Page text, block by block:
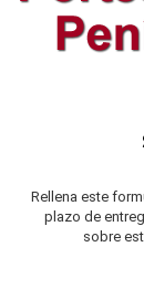
Rellena este
plazo de
sobre